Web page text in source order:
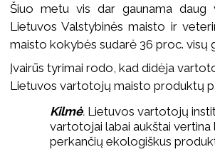
Šiuo metu vis dar gaunama
Lietuvos Valstybinės maisto ir
maisto kokybės sudarė 36 proc. visų
Įvairūs tyrimai rodo, kad didėja
Lietuvos vartotojų maisto produktų
Kilmė. Lietuvos vartotojų
vartotojai labai aukštai
perkančių ekologiškus